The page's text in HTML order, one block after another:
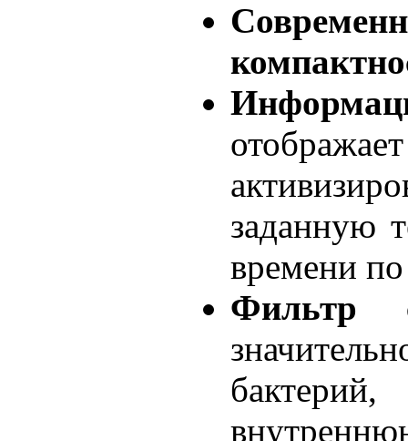
заданную
времени
Фильтр